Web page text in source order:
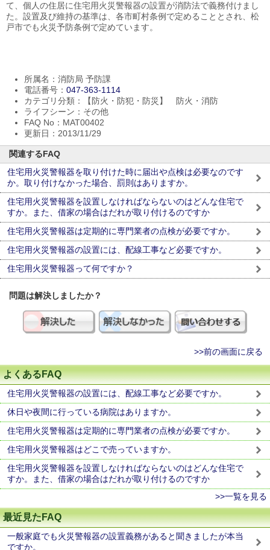
て、個人の住居に住宅用火災警報器の設置が消防法で義務付けまし
た。設置及び維持の基準は、各市町村条例で定めることとされ、松
戸市でも火災予防条例で定めています。
所属名：消防局 予防課
電話番号： 047-363-1114
カテゴリ分類：【防火・防犯・防災】 防火・消防
ライフシーン：その他
FAQ No：MAT00402
更新日：2013/11/29
関連するFAQ
住宅用火災警報器を取り付けた時に届出や点検は必要なのです
か。取り付けなかった場合、罰則はありますか。
住宅用火災警報器を設置しなければならないのはどんな住宅で
すか。また、借家の場合はだれが取り付けるのですか
住宅用火災警報器は定期的に専門業者の点検が必要ですか。
住宅用火災警報器の設置には、配線工事など必要ですか。
住宅用火災警報器って何ですか？
問題は解決しましたか？
>>前の画面に戻る
よくあるFAQ
住宅用火災警報器の設置には、配線工事など必要ですか。
休日や夜間に行っている病院はありますか。
住宅用火災警報器は定期的に専門業者の点検が必要ですか。
住宅用火災警報器はどこで売っていますか。
住宅用火災警報器を設置しなければならないのはどんな住宅で
すか。また、借家の場合はだれが取り付けるのですか
>>一覧を見る
最近見たFAQ
一般家庭でも火災警報器の設置義務があると聞きましたが本当
ですか。